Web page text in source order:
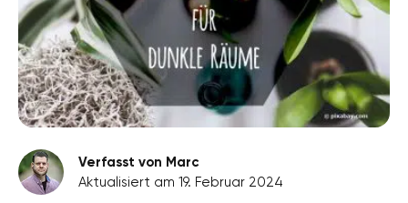
Verfasst von Marc
Aktualisiert am 19. Februar 2024